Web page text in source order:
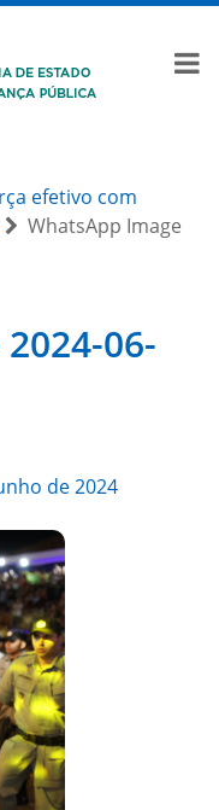
efetivo com
WhatsApp Image
06-
de 2024